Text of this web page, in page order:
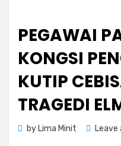
PEGAWAI
KONGSI
KUTIP
TRAGEDI
by Lima Minit